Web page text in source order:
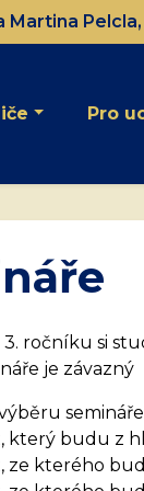
Martina
Pro
ročníku si
je závazný
který budu z
ze kterého